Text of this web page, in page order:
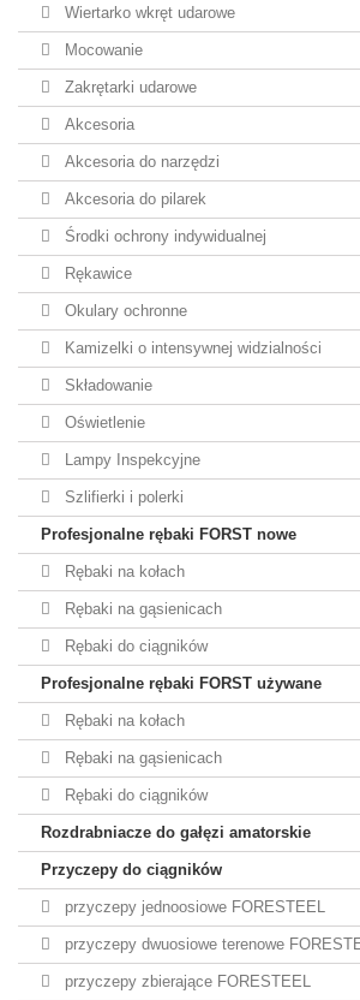
Wiertarko wkręt udarowe
Mocowanie
Zakrętarki udarowe
Akcesoria
Akcesoria do narzędzi
Akcesoria do pilarek
Środki ochrony indywidualnej
Rękawice
Okulary ochronne
Kamizelki o intensywnej widzialności
Składowanie
Oświetlenie
Lampy Inspekcyjne
Szlifierki i polerki
Profesjonalne rębaki FORST nowe
Rębaki na kołach
Rębaki na gąsienicach
Rębaki do ciągników
Profesjonalne rębaki FORST używane
Rębaki na kołach
Rębaki na gąsienicach
Rębaki do ciągników
Rozdrabniacze do gałęzi amatorskie
Przyczepy do ciągników
przyczepy jednoosiowe FORESTEEL
przyczepy dwuosiowe terenowe
przyczepy zbierające FORESTEEL